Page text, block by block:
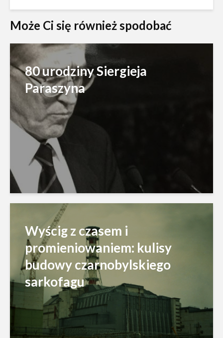
Może Ci się również spodobać
80 urodziny Siergieja
Paraszyna
Wyścig z czasem i
promieniowaniem: kulisy
budowy czarnobylskiego
sarkofagu